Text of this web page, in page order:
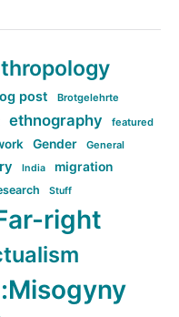
post Brotgelehrte
ethnography featured
Gender General
India migration
Stuff
right